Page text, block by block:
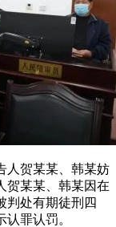
人贺某某、韩某妨
贺某某、韩某因在
判处有期徒刑四
罪认罚。